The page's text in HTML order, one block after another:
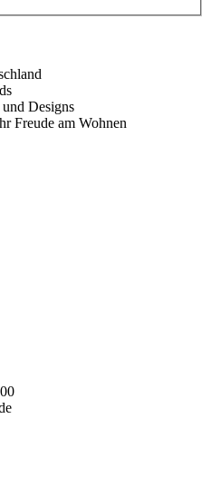
Designs
Freude am Wohnen